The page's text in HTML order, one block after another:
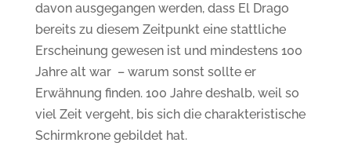
davon ausgegangen werden, dass El Drago
bereits zu diesem Zeitpunkt eine stattliche
Erscheinung gewesen ist und mindestens 100
Jahre alt war – warum sonst sollte er
Erwähnung finden. 100 Jahre deshalb, weil so
viel Zeit vergeht, bis sich die charakteristische
Schirmkrone gebildet hat.